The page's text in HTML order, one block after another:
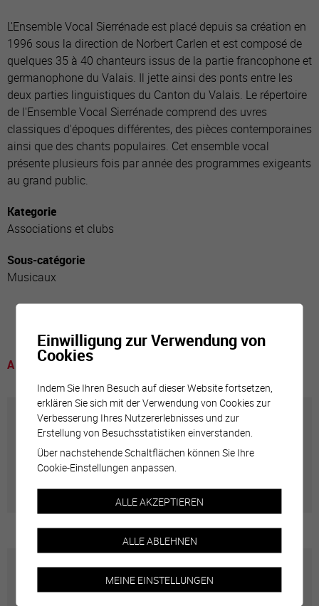
L'Ensemble Vocal Sierrénade est placé depuis sa création en
1996 sous la direction de Norbert Carlen et est composé de
quelques 35 à 40 chanteurs issus de la partie francophone et
germanophone du Valais. Il jette ainsi des ponts entre les
deux parties linguistiques du Canton du Valais. Le répertoire
de l'Ensemble Vocal Sierrénade comprend des uvres
classiques d'époques différentes, des pièces contemporaines
ainsi que des chants populaires. Cet ensemble vocal
présente plusieurs fois par année des programmes exigeants
au grand public.
Kategorie
Associations et clubs
Sous-catégorie
Musicaux
A voir
Annuaire communal
Adresses utiles en ville de Sierre
Carte interactive
Einwilligung zur Verwendung von
Cookies
Indem Sie Ihren Besuch auf dieser Website fortsetzen,
erklären Sie sich mit der Verwendung von Cookies zur
Verbesserung Ihres Nutzererlebnisses und zur
Erstellung von Besuchsstatistiken einverstanden.
Über nachstehende Schaltflächen können Sie Ihre
Cookie-Einstellungen anpassen.
ALLE AKZEPTIEREN
ALLE ABLEHNEN
MEINE EINSTELLUNGEN